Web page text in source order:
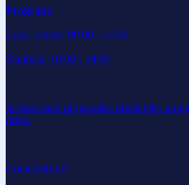
Program:
Luni - vineri: 09:00 - 16:00
Sâmbătă: 10:00 - 14:00
În baza unei programări prealabile,
orare.
Contactati-ne!